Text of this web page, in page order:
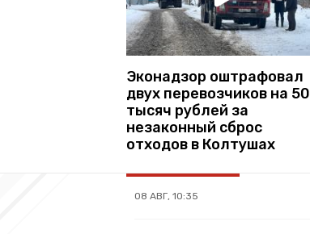
Эконадзор оштрафовал
двух перевозчиков на 50
тысяч рублей за
незаконный сброс
отходов в Колтушах
08 АВГ, 10:35